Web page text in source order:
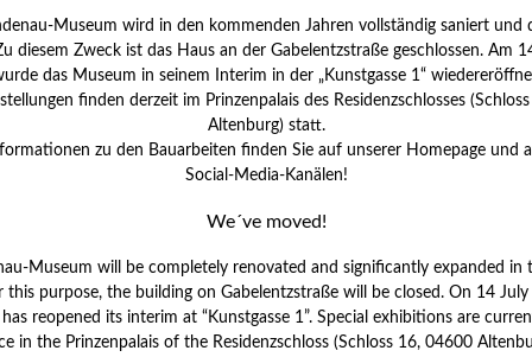
Museum wird in den kommenden Jahren vollständig saniert und
diesem Zweck ist das Haus an der Gabelentzstraße geschlossen. Am
das Museum in seinem Interim in der „Kunstgasse 1“
finden derzeit im Prinzenpalais des Residenzschlosses
Altenburg) statt.
zu den Bauarbeiten finden Sie auf unserer Homepage und
Social-Media-Kanälen!
We´ve moved!
Museum will be completely renovated and significantly expanded in
this purpose, the building on Gabelentzstraße will be closed. On 14
reopened its interim at “Kunstgasse 1”. Special exhibitions are
in the Prinzenpalais of the Residenzschloss (Schloss 16, 04600